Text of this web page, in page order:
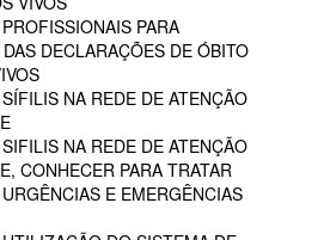
PARA
DECLARAÇÕES DE ÓBITO
NA REDE DE ATENÇÃO
NA REDE DE ATENÇÃO
CONHECER PARA TRATAR
E EMERGÊNCIAS